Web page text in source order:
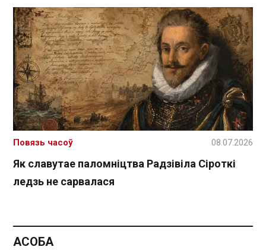
Як славутае паломніцтва Радзівіла Сіроткі
ледзь не сарвалася
Повязь часоў 08.07.2026
АСОБА